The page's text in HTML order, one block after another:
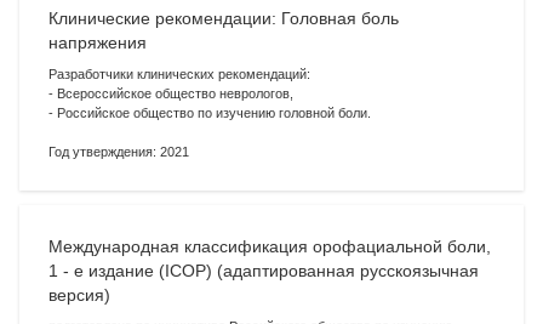
Клинические рекомендации: Головная боль
напряжения
Разработчики клинических рекомендаций:
- Всероссийское общество неврологов,
- Российское общество по изучению головной боли.
Год утверждения: 2021
Международная классификация орофациальной боли,
1 - е издание (ICOP) (адаптированная русскоязычная
версия)